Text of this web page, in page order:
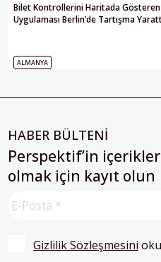
Bilet Kontrollerini Haritada Gösteren
Uygulaması Berlin’de Tartışma
ALMANYA
HABER BÜLTENİ
Perspektif’in
olmak için kayıt olun
Gizlilik Sözleşmesini